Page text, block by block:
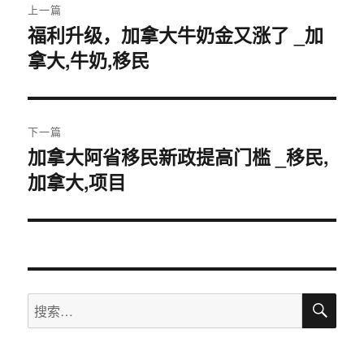
章
导
航
上一篇
上
篇
章：
福利升级，加拿大牛奶金又涨了 _加
拿大,牛奶,移民
下一篇
下
篇
章：
加拿大阿省移民新政提高门槛 _移民,
加拿大,项目
搜
索：
搜